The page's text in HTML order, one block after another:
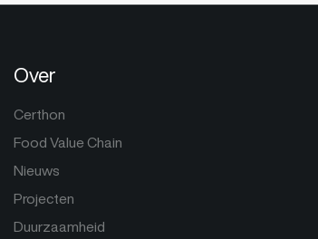
Over
Certhon
Food Value Chain
Nieuws
Projecten
Duurzaamheid